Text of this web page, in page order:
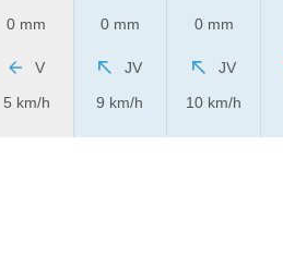
0 mm
V
5 km/h
0 mm
JV
9 km/h
0 mm
JV
10 km/h